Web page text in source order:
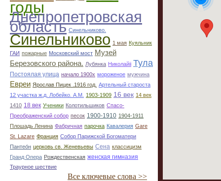
годы
Днепропетровская
область Синельниково.
Синельниково 1 мая Куяльник
ГАИ пожарные Московский мост Музей
Березовского района. Лубянка Николайii Тула
Постоялая улица начало 1900х мороженое мужчина
Евреи Ярослав Пицек .1916 год. Артельный староста
12 участка ж.д. Лобейко. А.М.
1903-1909 16 век 14 век
1410 18 век Ученики Колотильшиков Спасо-
Преображенский собор песок 1900-1910 1904-1911
Плошадь Ленина Фабричная парочка Кавалерия Gare
St. Lazare Франция Собор Парижской Богоматери
Пантео́н церковь св. Женевьевы Сена классицизм
Гранд Опера Рождественская женская гимназия
Траурное шествие
Все ключевые слова >>